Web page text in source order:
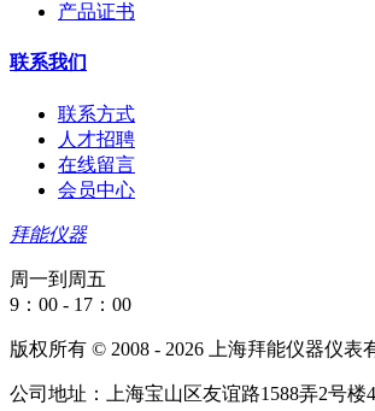
产品证书
联系我们
联系方式
人才招聘
在线留言
会员中心
拜能仪器
周一到周五
9：00 - 17：00
版权所有 © 2008 - 2026 上海拜能仪器仪表
公司地址：上海宝山区友谊路1588弄2号楼